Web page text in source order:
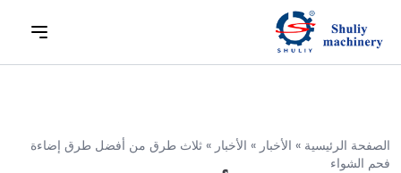
الصفحة الرئيسية » الأخبار » الأخبار » ثلاث طرق من أفضل طرق إضاءة
فحم الشواء